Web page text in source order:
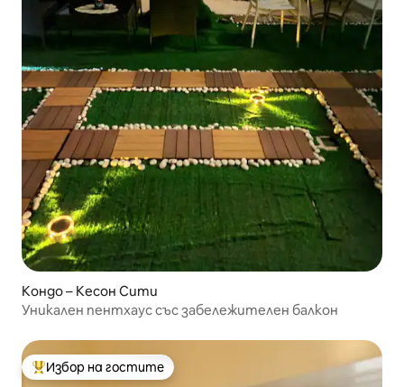
Кондо – Кесон Сити
Уникален пентхаус със забележителен балкон
Най-популярен избор на гостите
Избор на гостите